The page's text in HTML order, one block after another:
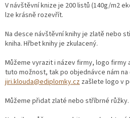
V návštěvní knize je 200 listů (140g/m2
lze krásně rozevřít.
Na desce návštěvní knihy je zlatě nebo
kniha. Hřbet knihy je zkulacený.
Můžeme vyrazit i název firmy, logo firmy
tuto možnost, tak po objednávce nám na
jiri.klouda@ediplomky.cz zašlete logo v
Můžeme přidat zlaté nebo stříbrné růžky.